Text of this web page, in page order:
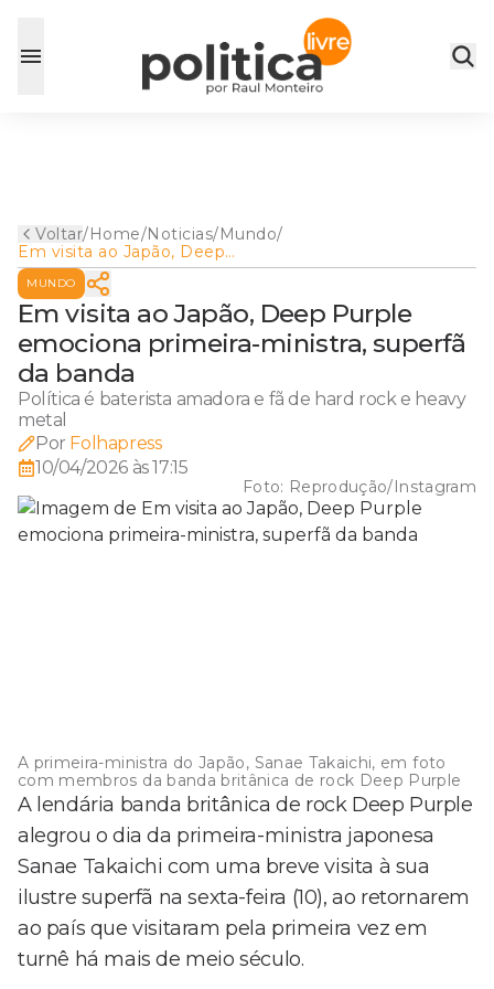
Voltar/Home/Noticias/Mundo/
Em visita ao Japão, Deep
Purple emociona primeira-
ministra, superfã da banda
MUNDO
Em visita ao Japão, Deep Purple
emociona primeira-ministra, superfã
da banda
Política é baterista amadora e fã de hard rock e heavy
metal
Por Folhapress
10/04/2026 às 17:15
Foto: Reprodução/Instagram
A primeira-ministra do Japão, Sanae Takaichi, em foto
com membros da banda britânica de rock Deep Purple
A lendária banda britânica de rock Deep Purple
alegrou o dia da primeira-ministra japonesa
Sanae Takaichi com uma breve visita à sua
ilustre superfã na sexta-feira (10), ao retornarem
ao país que visitaram pela primeira vez em
turnê há mais de meio século.